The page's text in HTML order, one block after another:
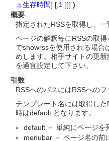
ュ生存時間] [,1 ]]] )
概要
指定されたRSSを取得し、一
ページの解釈毎にRSSの取
でshowrssを使用される場合
めします。相手サイトの更
を適宜設定して下さい。
引数
RSSへのパスにはRSSへの
テンプレート名には取得し
時はdefault となります。
default － 単純にページを
menubar － ページ名の前